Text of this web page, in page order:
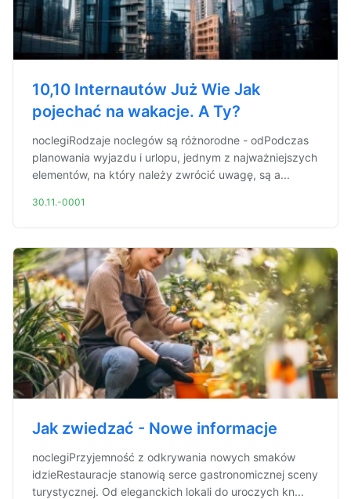
10,10 Internautów Już Wie Jak
pojechać na wakacje. A Ty?
noclegiRodzaje noclegów są różnorodne - odPodczas
planowania wyjazdu i urlopu, jednym z najważniejszych
elementów, na który należy zwrócić uwagę, są a...
30.11.-0001
Jak zwiedzać - Nowe informacje
noclegiPrzyjemność z odkrywania nowych smaków
idzieRestauracje stanowią serce gastronomicznej sceny
turystycznej. Od eleganckich lokali do uroczych kn...